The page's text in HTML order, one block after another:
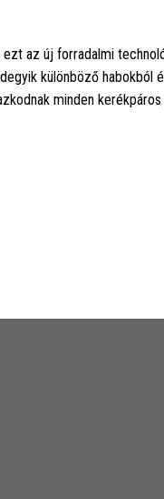
az új forradalmi
különböző habokból
minden